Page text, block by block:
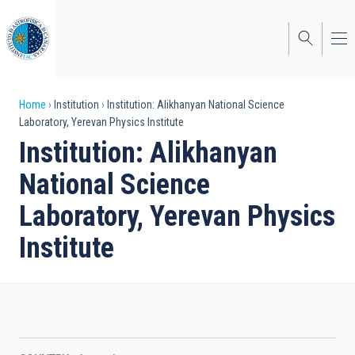
to
main
content
Breadcrumb
Home Institution
Institution: Alikhanyan National Science
Laboratory, Yerevan Physics Institute
Institution: Alikhanyan
National Science
Laboratory, Yerevan Physics
Institute